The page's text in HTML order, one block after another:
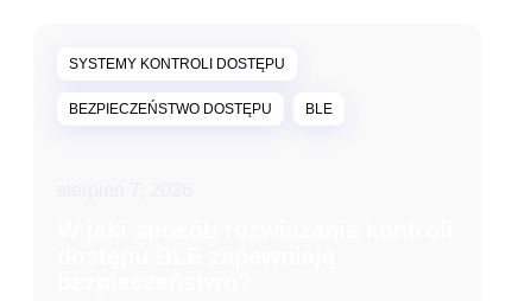
SYSTEMY KONTROLI DOSTĘPU
BEZPIECZEŃSTWO DOSTĘPU BLE